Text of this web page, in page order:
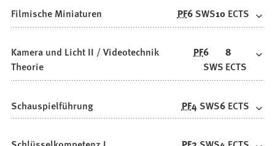
Filmische Miniaturen PF6 SWS10 ECTS
Kamera und Licht II / Videotechnik
Theorie
PF6
SWS
8
ECTS
Schauspielführung PF4 SWS6 ECTS